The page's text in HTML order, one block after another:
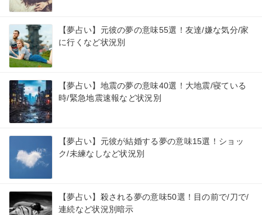
【夢占い】元彼の夢の意味55選！友達/嫌な気分/家
に行くなど状況別
【夢占い】地震の夢の意味40選！大地震/寝ている
時/緊急地震速報など状況別
【夢占い】元彼が結婚する夢の意味15選！ショッ
ク/未練なしなど状況別
【夢占い】殺される夢の意味50選！目の前で/刀で/
連続など状況別暗示